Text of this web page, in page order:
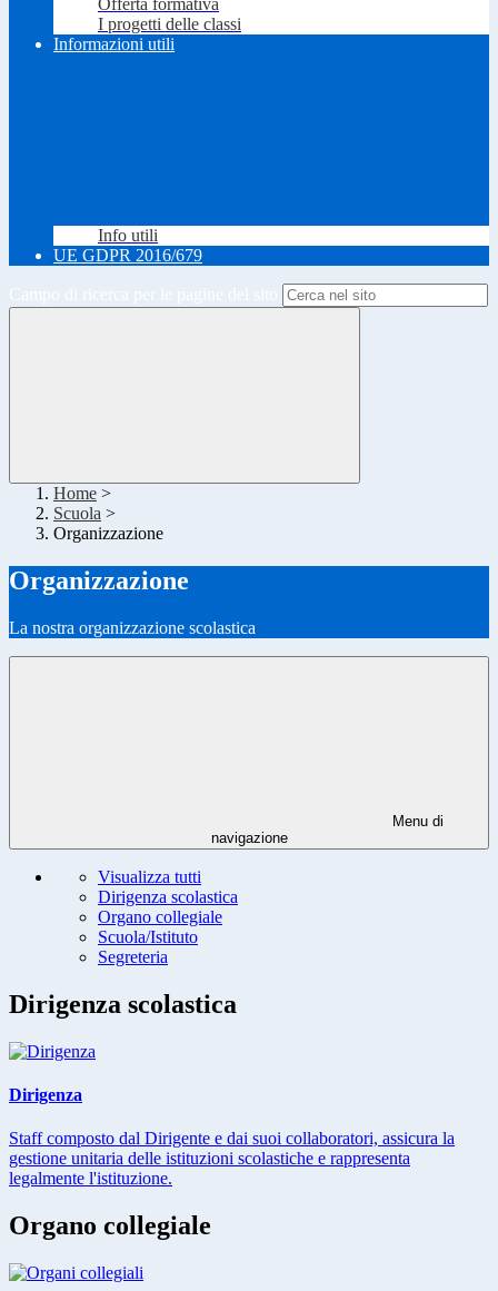
Offerta formativa
I progetti delle classi
Informazioni utili
Info utili
UE GDPR 2016/679
Home >
Scuola >
Organizzazione
Organizzazione
La nostra organizzazione scolastica
Menu di
navigazione
Visualizza tutti
Dirigenza scolastica
Organo collegiale
Scuola/Istituto
Segreteria
Dirigenza scolastica
Dirigenza
Staff composto dal Dirigente e dai suoi collaboratori, assicura la
gestione unitaria delle istituzioni scolastiche e rappresenta
legalmente l'istituzione.
Organo collegiale